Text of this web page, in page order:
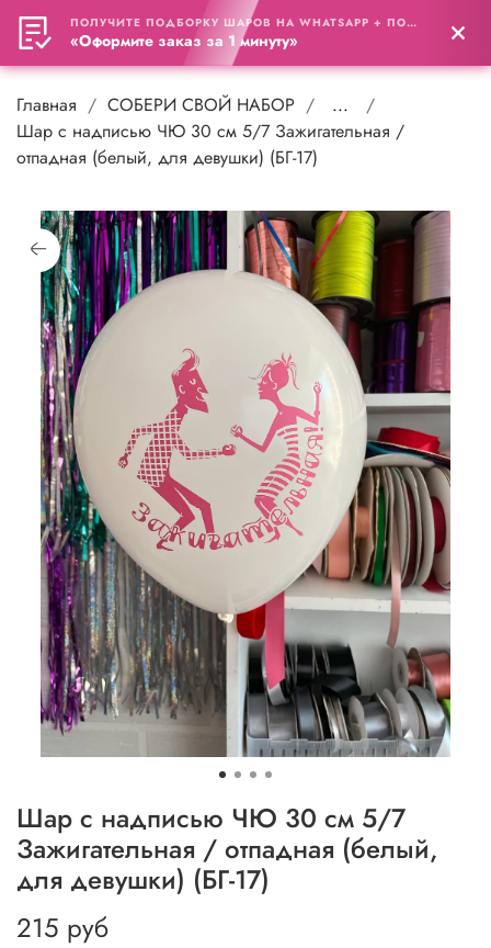
0
Главная СОБЕРИ СВОЙ НАБОР
...
Шар с надписью ЧЮ 30 см 5/7 Зажигательная /
отпадная (белый, для девушки) (БГ-17)
Шар с надписью ЧЮ 30 см 5/7
Зажигательная / отпадная (белый,
для девушки) (БГ-17)
215 руб
ПОЛУЧИТЕ ПОДБОРКУ ШАРОВ НА WHATSAPP + ПОДАРОК
«Оформите заказ за 1 минуту»